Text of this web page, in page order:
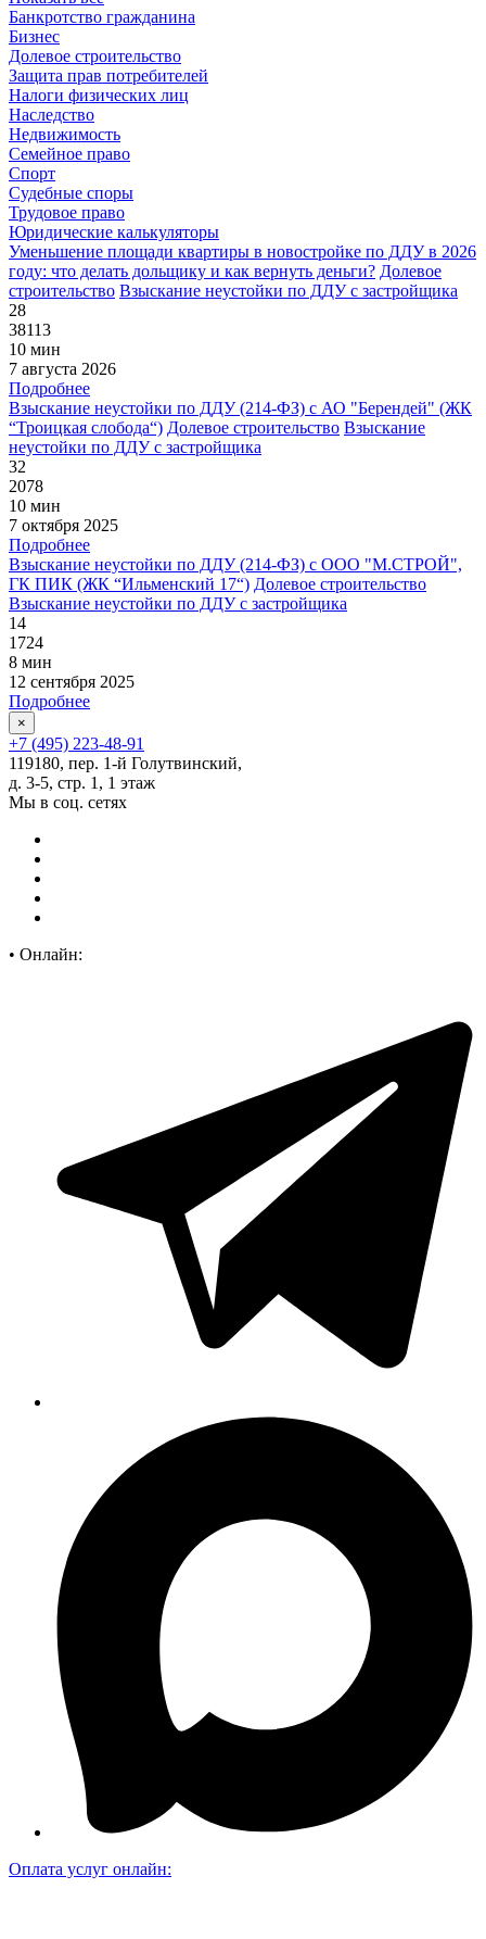
Банкротство гражданина
Бизнес
Долевое строительство
Защита прав потребителей
Налоги физических лиц
Наследство
Недвижимость
Семейное право
Спорт
Судебные споры
Трудовое право
Юридические калькуляторы
Уменьшение площади квартиры в новостройке по ДДУ в 2026
году: что делать дольщику и как вернуть деньги? Долевое
строительство Взыскание неустойки по ДДУ с застройщика
28
38113
10 мин
7 августа 2026
Подробнее
Взыскание неустойки по ДДУ (214-ФЗ) с АО "Берендей" (ЖК
“Троицкая слобода“) Долевое строительство Взыскание
неустойки по ДДУ с застройщика
32
2078
10 мин
7 октября 2025
Подробнее
Взыскание неустойки по ДДУ (214-ФЗ) с ООО "М.СТРОЙ",
ГК ПИК (ЖК “Ильменский 17“) Долевое строительство
Взыскание неустойки по ДДУ с застройщика
14
1724
8 мин
12 сентября 2025
Подробнее
×
+7 (495) 223-48-91
119180, пер. 1-й Голутвинский,
д. 3-5, стр. 1, 1 этаж
Мы в соц. сетях
• Онлайн:
Оплата услуг онлайн: